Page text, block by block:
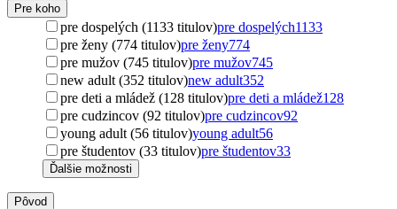
Pre koho
pre dospelých (1133 titulov)pre dospelých1133
pre ženy (774 titulov)pre ženy774
pre mužov (745 titulov)pre mužov745
new adult (352 titulov)new adult352
pre deti a mládež (128 titulov)pre deti a mládež128
pre cudzincov (92 titulov)pre cudzincov92
young adult (56 titulov)young adult56
pre študentov (33 titulov)pre študentov33
Ďalšie možnosti
Pôvod